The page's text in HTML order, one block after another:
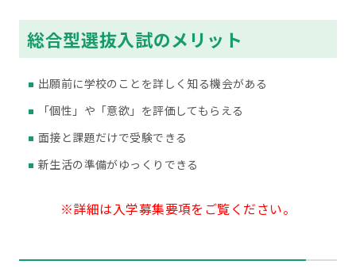
総合型選抜入試のメリット
出願前に学校のことを詳しく知る機会がある
「個性」や「意欲」を評価してもらえる
面接と課題だけで受験できる
新生活の準備がゆっくりできる
※詳細は入学募集要項をご覧ください。